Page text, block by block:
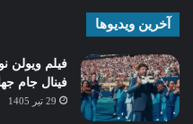
آخرین ویدیوها
فیلم ویولن
فینال جام جهانی
29 تیر 1405